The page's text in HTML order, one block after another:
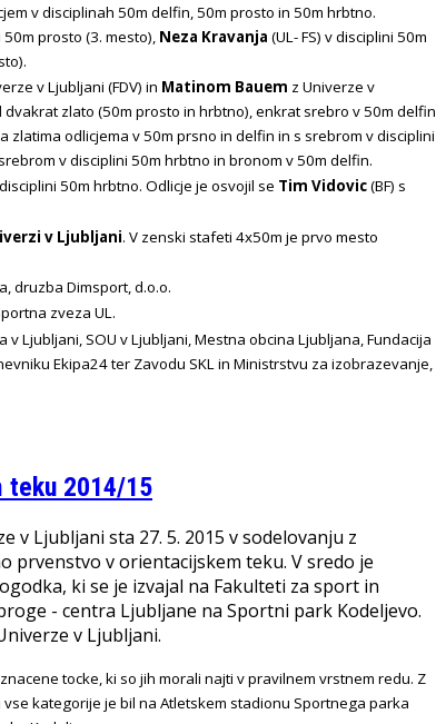
v disciplinah 50m delfin, 50m prosto in 50m hrbtno.
50m prosto (3. mesto), Neza Kravanja (UL- FS) v disciplini 50m
v Ljubljani (FDV) in Matinom Bauem z Univerze v
dvakrat zlato (50m prosto in hrbtno), enkrat srebro v 50m delfin
zlatima odlicjema v 50m prsno in delfin in s srebrom v disciplini
v disciplini 50m hrbtno in bronom v 50m delfin.
50m hrbtno. Odlicje je osvojil se Tim Vidovic(BF) s
v Ljubljani. V zenski stafeti 4x50m je prvo mesto
druzba Dimsport, d.o.o.
zveza UL.
Ljubljani, SOU v Ljubljani, Mestna obcina Ljubljana, Fundacija
Ekipa24 ter Zavodu SKL in Ministrstvu za izobrazevanje,
teku 2014/15
v Ljubljani sta 27. 5. 2015 v sodelovanju z
v orientacijskem teku. V sredo je
ki se je izvajal na Fakulteti za sport in
- centra Ljubljane na Sportni park Kodeljevo.
v Ljubljani.
tocke, ki so jih morali najti v pravilnem vrstnem redu. Z
kategorije je bil na Atletskem stadionu Sportnega parka